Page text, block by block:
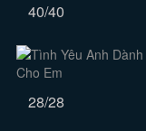
40/40
28/28